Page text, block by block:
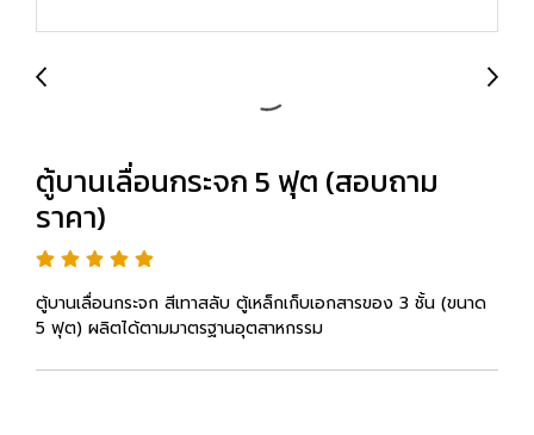
ตู้บานเลื่อนกระจก 5 ฟุต (สอบถาม
ราคา)
ตู้บานเลื่อนกระจก สีเทาสลับ ตู้เหล็กเก็บเอกสารของ 3 ชั้น (ขนาด
5 ฟุต) ผลิตได้ตามมาตรฐานอุตสาหกรรม